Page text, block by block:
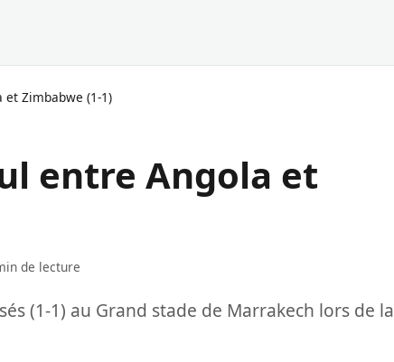
et Zimbabwe (1-1)
entre Angola et
de lecture
(1-1) au Grand stade de Marrakech lors de la